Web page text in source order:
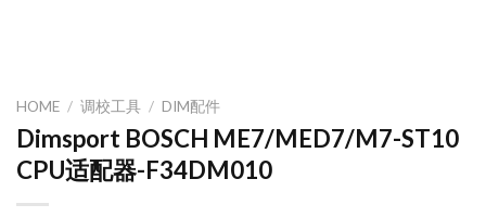
HOME / 调校工具 / DIM配件
Dimsport BOSCH ME7/MED7/M7-ST10
CPU适配器-F34DM010